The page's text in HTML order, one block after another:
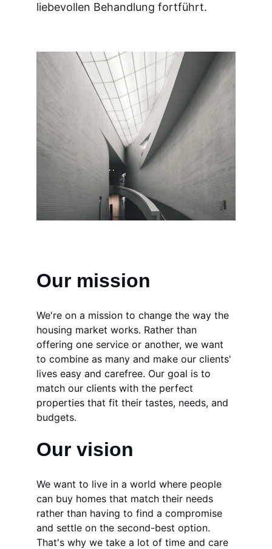
liebevollen Behandlung fortführt.
Our mission
We're on a mission to change the way the
housing market works. Rather than
offering one service or another, we want
to combine as many and make our clients'
lives easy and carefree. Our goal is to
match our clients with the perfect
properties that fit their tastes, needs, and
budgets.
Our vision
We want to live in a world where people
can buy homes that match their needs
rather than having to find a compromise
and settle on the second-best option.
That's why we take a lot of time and care